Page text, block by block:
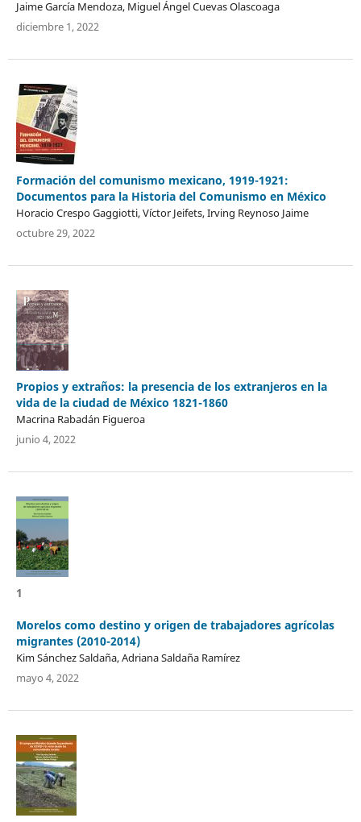
Jaime García Mendoza, Miguel Ángel Cuevas Olascoaga
diciembre 1, 2022
Formación del comunismo mexicano, 1919-1921:
Documentos para la Historia del Comunismo en México
Horacio Crespo Gaggiotti, Víctor Jeifets, Irving Reynoso Jaime
octubre 29, 2022
Propios y extraños: la presencia de los extranjeros en la
vida de la ciudad de México 1821-1860
Macrina Rabadán Figueroa
junio 4, 2022
1
Morelos como destino y origen de trabajadores agrícolas
migrantes (2010-2014)
Kim Sánchez Saldaña, Adriana Saldaña Ramírez
mayo 4, 2022